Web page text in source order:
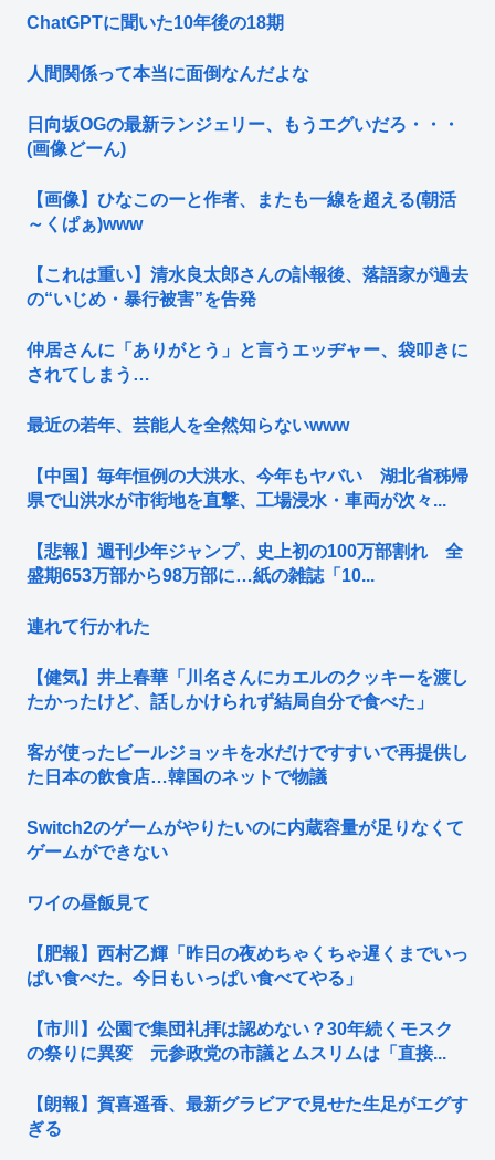
ChatGPTに聞いた10年後の18期
人間関係って本当に面倒なんだよな
日向坂OGの最新ランジェリー、もうエグいだろ・・・
(画像どーん)
【画像】ひなこのーと作者、またも一線を超える(朝活
～くぱぁ)www
【これは重い】清水良太郎さんの訃報後、落語家が過去
の“いじめ・暴行被害”を告発
仲居さんに「ありがとう」と言うエッヂャー、袋叩きに
されてしまう…
最近の若年、芸能人を全然知らないwww
【中国】毎年恒例の大洪水、今年もヤバい 湖北省秭帰
県で山洪水が市街地を直撃、工場浸水・車両が次々...
【悲報】週刊少年ジャンプ、史上初の100万部割れ 全
盛期653万部から98万部に…紙の雑誌「10...
連れて行かれた
【健気】井上春華「川名さんにカエルのクッキーを渡し
たかったけど、話しかけられず結局自分で食べた」
客が使ったビールジョッキを水だけですすいで再提供し
た日本の飲食店…韓国のネットで物議
Switch2のゲームがやりたいのに内蔵容量が足りなくて
ゲームができない
ワイの昼飯見て
【肥報】西村乙輝「昨日の夜めちゃくちゃ遅くまでいっ
ぱい食べた。今日もいっぱい食べてやる」
【市川】公園で集団礼拝は認めない？30年続くモスク
の祭りに異変 元参政党の市議とムスリムは「直接...
【朗報】賀喜遥香、最新グラビアで見せた生足がエグす
ぎる